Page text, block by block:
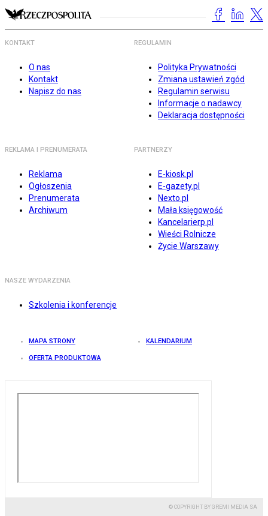
KONTAKT
O nas
Kontakt
Napisz do nas
REGULAMIN
Polityka Prywatności
Zmiana ustawień zgód
Regulamin serwisu
Informacje o nadawcy
Deklaracja dostępności
REKLAMA I PRENUMERATA
Reklama
Ogłoszenia
Prenumerata
Archiwum
PARTNERZY
E-kiosk.pl
E-gazety.pl
Nexto.pl
Mała księgowość
Kancelarierp.pl
Wieści Rolnicze
Życie Warszawy
NASZE WYDARZENIA
Szkolenia i konferencje
MAPA STRONY KALENDARIUM
OFERTA PRODUKTOWA
© COPYRIGHT BY GREMI MEDIA SA